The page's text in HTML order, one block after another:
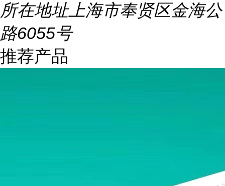
所在地址上海市奉贤区金海公
路6055号
推荐产品